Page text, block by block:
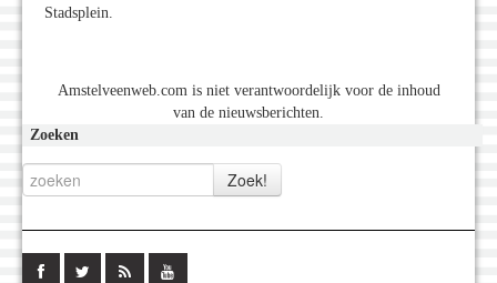
Stadsplein.
Amstelveenweb.com is niet verantwoordelijk voor de inhoud
van de nieuwsberichten.
Zoeken